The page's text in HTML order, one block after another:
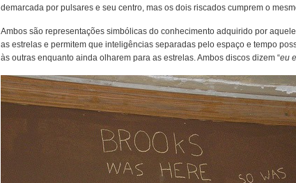
demarcada por pulsares e seu centro, mas os dois riscados cumprem o
Ambos são representações simbólicas do conhecimento adquirido por
as estrelas e permitem que inteligências separadas pelo espaço e tempo
às outras enquanto ainda olharem para as estrelas. Ambos discos dizem “eu